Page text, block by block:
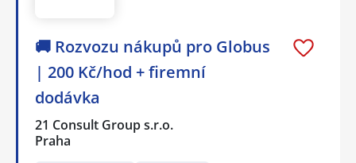
🚚 Rozvozu nákupů pro Globus
| 200 Kč/hod + firemní
dodávka
21 Consult Group s.r.o.
Praha